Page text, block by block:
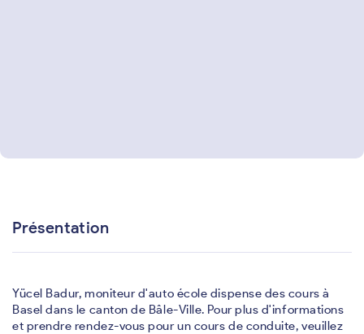
Présentation
Yücel Badur, moniteur d'auto école dispense des cours à
Basel dans le canton de Bâle-Ville. Pour plus d'informations
et prendre rendez-vous pour un cours de conduite, veuillez